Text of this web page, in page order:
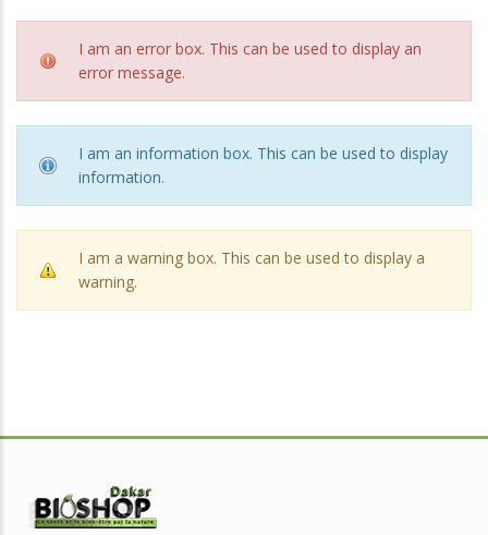
I am an error box. This can be used to display an
error message.
I am an information box. This can be used to display
information.
I am a warning box. This can be used to display a
warning.